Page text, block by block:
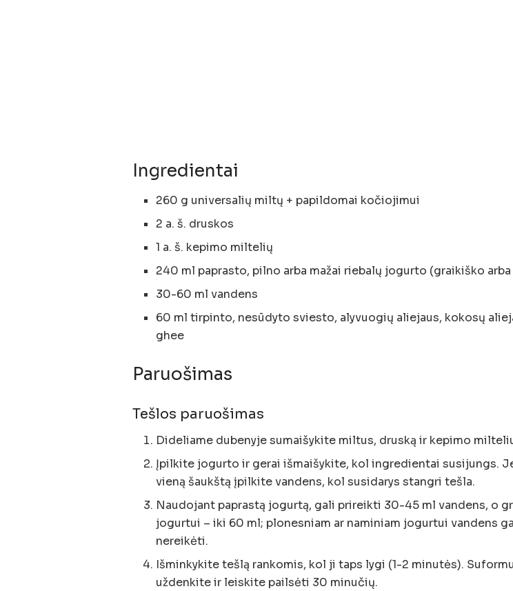
Ingredientai
260 g universalių miltų + papildomai kočiojimui
2 a. š. druskos
1 a. š. kepimo miltelių
240 ml paprasto, pilno arba mažai riebalų jogurto (graikiško
30-60 ml vandens
60 ml tirpinto, nesūdyto sviesto, alyvuogių aliejaus, kokosų
ghee
Paruošimas
Tešlos paruošimas
Dideliame dubenyje sumaišykite miltus, druską ir kepimo
Įpilkite jogurto ir gerai išmaišykite, kol ingredientai susijungs.
vieną šaukštą įpilkite vandens, kol susidarys stangri tešla.
Naudojant paprastą jogurtą, gali prireikti 30-45 ml vandens, o
jogurtui – iki 60 ml; plonesniam ar naminiam jogurtui vandens
nereikėti.
Išminkykite tešlą rankomis, kol ji taps lygi (1-2 minutės).
uždenkite ir leiskite pailsėti 30 minučių.